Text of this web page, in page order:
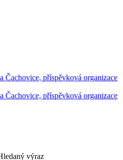
Čachovice, příspěvková organizace
Čachovice, příspěvková organizace
výraz